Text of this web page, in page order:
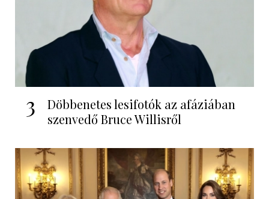
3
Döbbenetes lesifotók az afáziában
szenvedő Bruce Willisről